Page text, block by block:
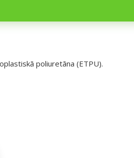
poliuretāna (ETPU).